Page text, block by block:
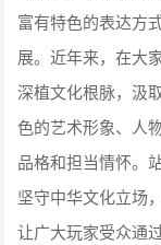
富有特色的表达方
展。近年来，在大
深植文化根脉，汲
色的艺术形象、人
品格和担当情怀。
坚守中华文化立场
让广大玩家受众通